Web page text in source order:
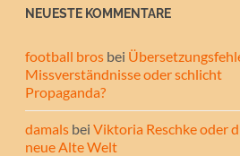
NEUESTE KOMMENTARE
football bros bei
Missverständnisse oder schlicht
Propaganda?
damals bei Viktoria Reschke oder
neue Alte Welt